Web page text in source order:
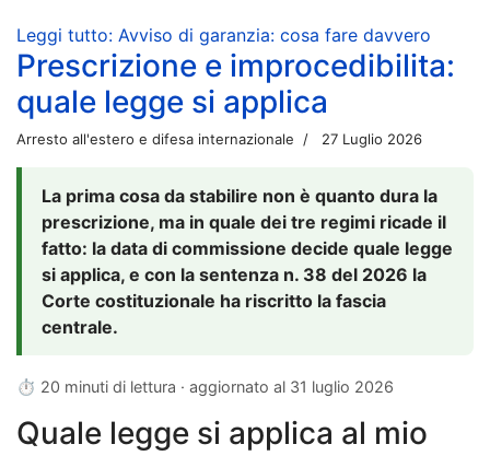
Leggi tutto: Avviso di garanzia: cosa fare davvero
Prescrizione e improcedibilita:
quale legge si applica
Arresto all'estero e difesa internazionale 27 Luglio 2026
La prima cosa da stabilire non è quanto dura la
prescrizione, ma in quale dei tre regimi ricade il
fatto: la data di commissione decide quale legge
si applica, e con la sentenza n. 38 del 2026 la
Corte costituzionale ha riscritto la fascia
centrale.
⏱ 20 minuti di lettura · aggiornato al 31 luglio 2026
Quale legge si applica al mio